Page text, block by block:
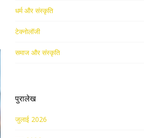
धर्म और संस्कृति
टेक्नोलॉजी
समाज और संस्कृति
पुरालेख
जुलाई 2026